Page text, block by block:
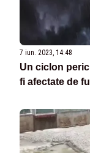
7 iun. 2023, 14:48
Un ciclon
fi afectate de